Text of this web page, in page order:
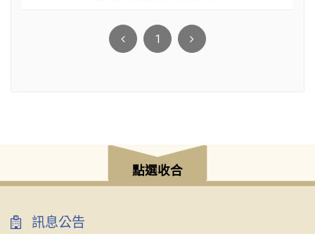
1
點選收合
訊息公告